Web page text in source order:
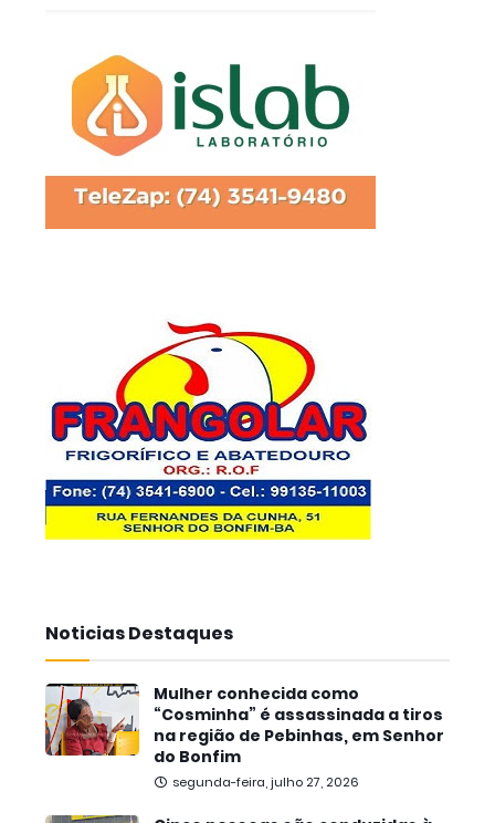
Noticias Destaques
Mulher conhecida como
“Cosminha” é assassinada a tiros
na região de Pebinhas, em Senhor
do Bonfim
segunda-feira, julho 27, 2026